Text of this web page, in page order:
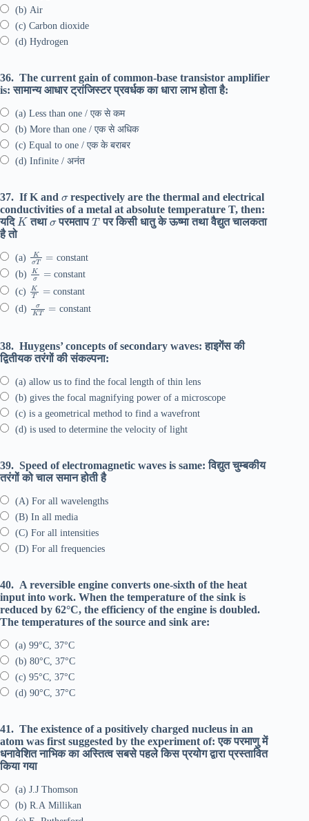
(b) Air
(c) Carbon dioxide
(d) Hydrogen
36. The current gain of common-base transistor amplifier
is: सामान्य आधार ट्रांजिस्टर प्रवर्धक का धारा लाभ होता है:
(a) Less than one / एक से कम
(b) More than one / एक से अधिक
(c) Equal to one / एक के बराबर
(d) Infinite / अनंत
37. If K and
respectively are the thermal and electrical
conductivities of a metal at absolute temperature T, then:
यदिKतथाσपरमतापTपर किसी धातु के ऊष्मा तथा वैद्युत चालकता
है तो
(a) Kσ
constant
(b) Kσ
constant
(c)
KT
constant
(d)
K constant
38. Huygens’ concepts of secondary waves: हाइगेंस की
द्वितीयक तरंगों की संकल्पना:
(a) allow us to find the focal length of thin lens
(b) gives the focal magnifying power of a microscope
(c) is a geometrical method to find a wavefront
(d) is used to determine the velocity of light
39. Speed of electromagnetic waves is same: विद्युत चुम्बकीय
तरंगों को चाल समान होती है
(A) For all wavelengths
(B) In all media
(C) For all intensities
(D) For all frequencies
40. A reversible engine converts one-sixth of the heat
input into work. When the temperature of the sink is
reduced by 62°C, the efficiency of the engine is doubled.
The temperatures of the source and sink are:
(a) 99°C, 37°C
(b) 80°C, 37°C
(c) 95°C, 37°C
(d) 90°C, 37°C
41. The existence of a positively charged nucleus in an
atom was first suggested by the experiment of: एक परमाणु में
धनावेशित नाभिक का अस्तित्व सबसे पहले किस प्रयोग द्वारा प्रस्तावित
किया गया
(a) J.J Thomson
(b) R.A Millikan